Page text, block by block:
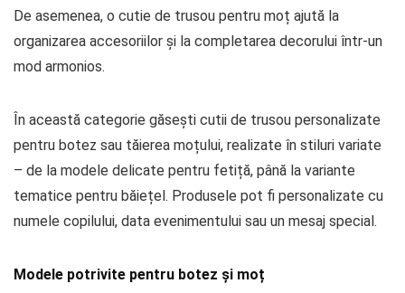
De asemenea, o cutie de trusou pentru moț ajută la
organizarea accesoriilor și la completarea decorului într-un
mod armonios.
În această categorie găsești cutii de trusou personalizate
pentru botez sau tăierea moțului, realizate în stiluri variate
– de la modele delicate pentru fetiță, până la variante
tematice pentru băiețel. Produsele pot fi personalizate cu
numele copilului, data evenimentului sau un mesaj special.
Modele potrivite pentru botez și moț